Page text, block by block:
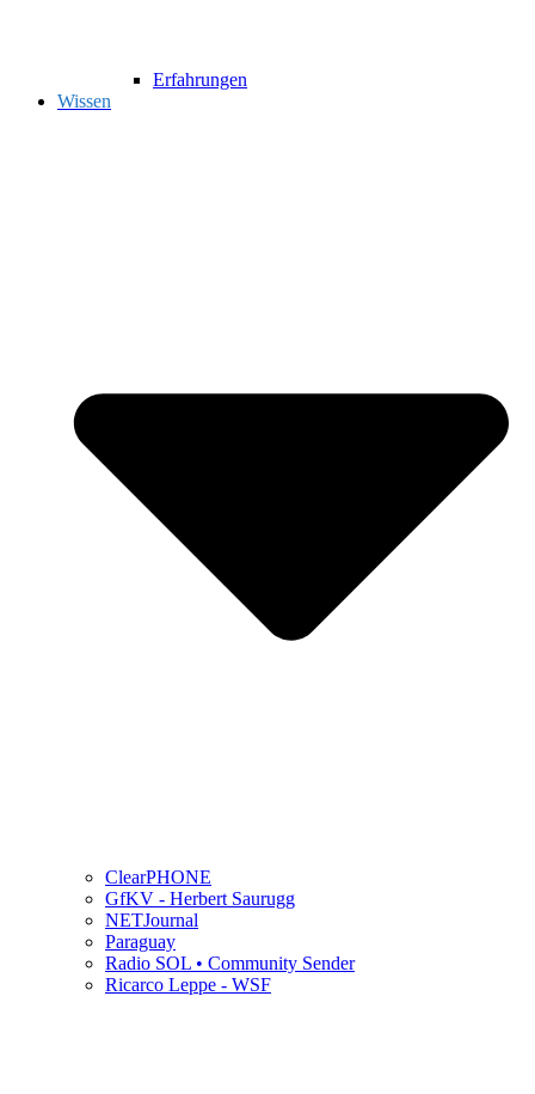
Erfahrungen
Wissen
ClearPHONE
GfKV - Herbert Saurugg
NETJournal
Paraguay
Radio SOL • Community Sender
Ricarco Leppe - WSF